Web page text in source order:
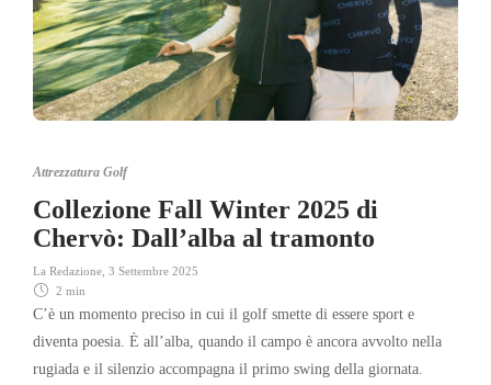
Attrezzatura Golf
Collezione Fall Winter 2025 di
Chervò: Dall’alba al tramonto
La Redazione 3 Settembre 2025
2 min
C’è un momento preciso in cui il golf smette di essere sport e
diventa poesia. È all’alba, quando il campo è ancora avvolto nella
rugiada e il silenzio accompagna il primo swing della giornata.